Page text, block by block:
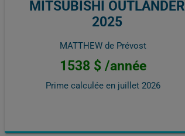
MITSUBISHI OUTLANDER
2025
MATTHEW de Prévost
1538 $ /année
Prime calculée en juillet 2026